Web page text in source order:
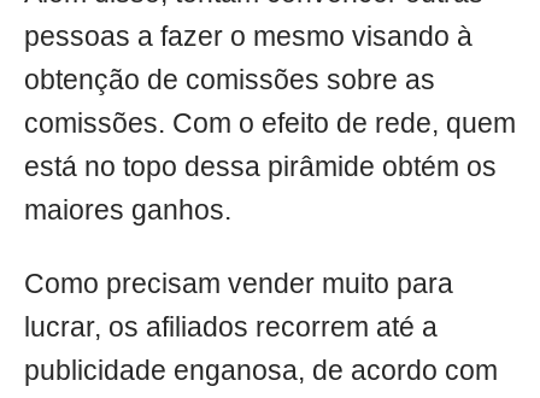
pessoas a fazer o mesmo visando à
obtenção de comissões sobre as
comissões. Com o efeito de rede, quem
está no topo dessa pirâmide obtém os
maiores ganhos.
Como precisam vender muito para
lucrar, os afiliados recorrem até a
publicidade enganosa, de acordo com